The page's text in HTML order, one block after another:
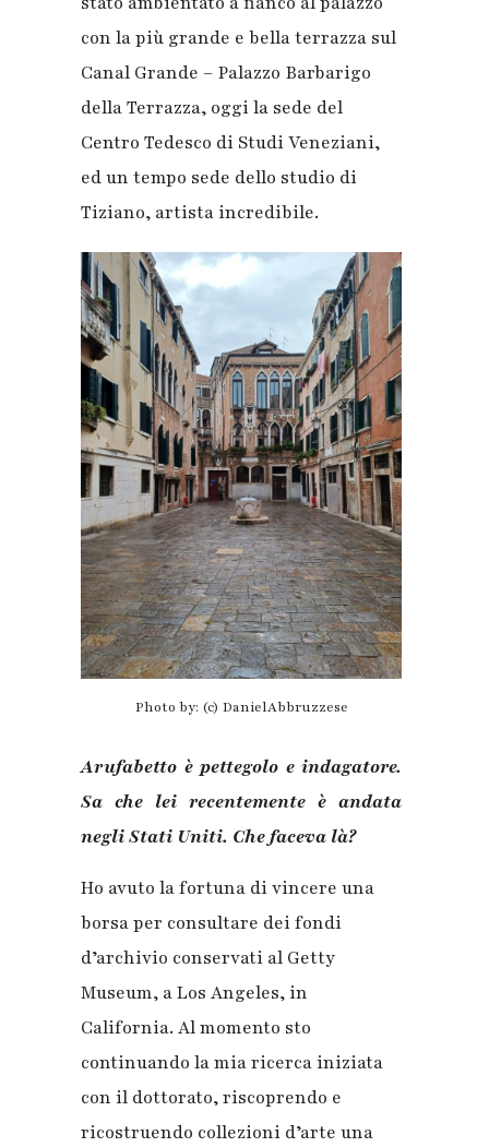
con la più grande e bella terrazza sul
Canal Grande – Palazzo Barbarigo
della Terrazza, oggi la sede del
Centro Tedesco di Studi Veneziani,
ed un tempo sede dello studio di
Tiziano, artista incredibile.
Photo by: (c) DanielAbbruzzese
Arufabetto è pettegolo e indagatore.
Sa che lei recentemente è andata
negli Stati Uniti. Che faceva là?
Ho avuto la fortuna di vincere una
borsa per consultare dei fondi
d’archivio conservati al Getty
Museum, a Los Angeles, in
California. Al momento sto
continuando la mia ricerca iniziata
con il dottorato, riscoprendo e
ricostruendo collezioni d’arte una